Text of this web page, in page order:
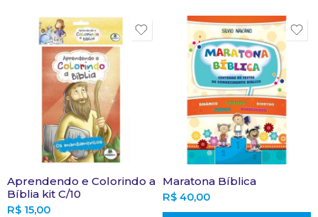
Aprendendo e Colorindo a
Bíblia kit C/10
R$ 15,00
Maratona Bíblica
R$ 40,00